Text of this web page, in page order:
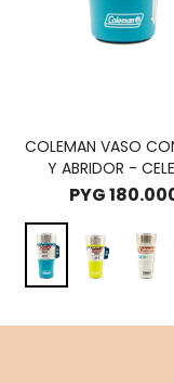
COLEMAN VASO
Y ABRIDOR -
PYG